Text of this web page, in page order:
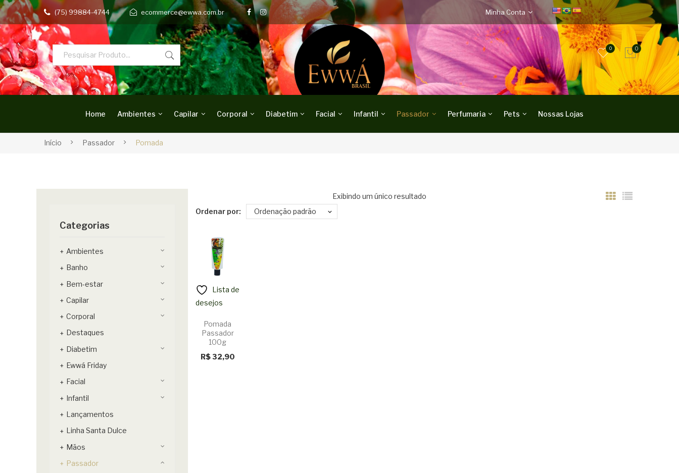
(75) 99884-4744 ecommerce@ewwa.com.br Minha Conta
0
0
Home Ambientes Capilar Corporal Diabetim Facial Infantil Passador Perfumaria Pets Nossas Lojas
Início Passador Pomada
Exibindo um único resultado
Ordenar por:
Ordenação padrão
Lista de
desejos
Pomada
Passador
100g
R$32,90
Categorias
Ambientes
Banho
Bem-estar
Capilar
Corporal
Destaques
Diabetim
Ewwá Friday
Facial
Infantil
Lançamentos
Linha Santa Dulce
Mãos
Passador